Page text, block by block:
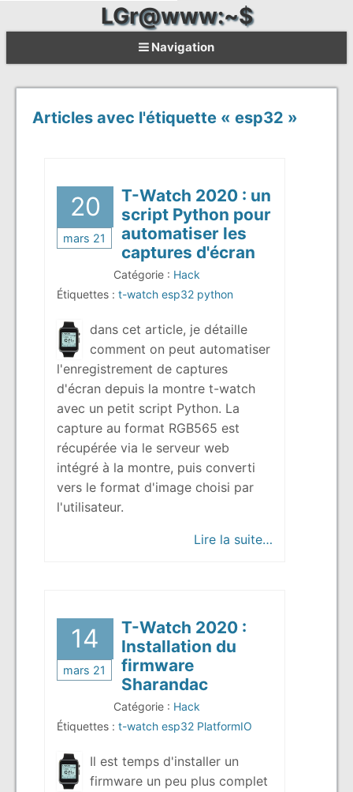
LGr@www:~$
Navigation
Articles avec l'étiquette « esp32 »
20
mars 21
T-Watch 2020 : un
script Python pour
automatiser les
captures d'écran
Catégorie : Hack
Étiquettes : t-watch esp32 python
dans cet article, je détaille
comment on peut automatiser
l'enregistrement de captures
d'écran depuis la montre t-watch
avec un petit script Python. La
capture au format RGB565 est
récupérée via le serveur web
intégré à la montre, puis converti
vers le format d'image choisi par
l'utilisateur.
Lire la suite…
14
mars 21
T-Watch 2020 :
Installation du
firmware
Sharandac
Catégorie : Hack
Étiquettes : t-watch esp32 PlatformIO
Il est temps d'installer un
firmware un peu plus complet